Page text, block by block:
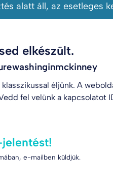
alatt áll, az esetleges
elkészült.
éljünk. A
fel velünk a kapcsolatot
jelentést!
e-mailben küldjük.